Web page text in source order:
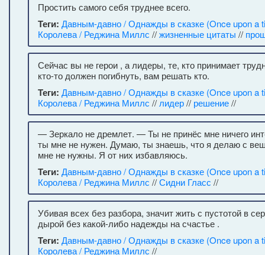
Простить самого себя труднее всего.
Теги: Давным-давно / Однажды в сказке (Once upon a
Королева / Реджина Миллс //жизненные цитаты //
Сейчас вы не герои , а лидеры, те, кто принимает
кто-то должен погибнуть, вам решать кто.
Теги: Давным-давно / Однажды в сказке (Once upon a
Королева / Реджина Миллс // лидер// решение//
— Зеркало не дремлет. — Ты не принёс мне ничего
ты мне не нужен. Думаю, ты знаешь, что я делаю с
мне не нужны. Я от них избавляюсь.
Теги: Давным-давно / Однажды в сказке (Once upon a
Королева / Реджина Миллс //Сидни Гласс //
Убивая всех без разбора, значит жить с пустотой в
дырой без какой-либо надежды на счастье .
Теги: Давным-давно / Однажды в сказке (Once upon a
Королева / Реджина Миллс //